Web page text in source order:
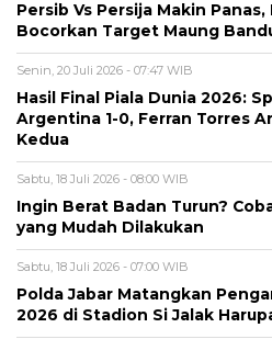
Persib Vs Persija Makin
Bocorkan Target Maung
Senin, 20 Juli 2026 - 07:47 WIB
Hasil Final Piala Dunia 2026:
Argentina 1-0, Ferran Torres
Kedua
Sabtu, 18 Juli 2026 - 08:00 WIB
Ingin Berat Badan Turun?
yang Mudah Dilakukan
Sabtu, 18 Juli 2026 - 07:00 WIB
Polda Jabar Matangkan
2026 di Stadion Si Jalak